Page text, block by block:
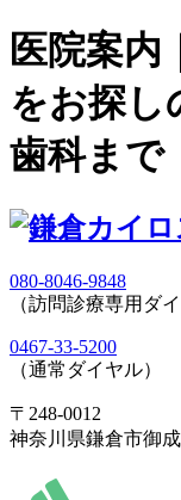
医院案内
をお探し
歯科まで
080-8046-9848
（訪問診療専用ダイ
0467-33-5200
（通常ダイヤル）
〒248-0012
神奈川県鎌倉市御